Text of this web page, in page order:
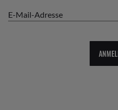
E-Mail-Adresse